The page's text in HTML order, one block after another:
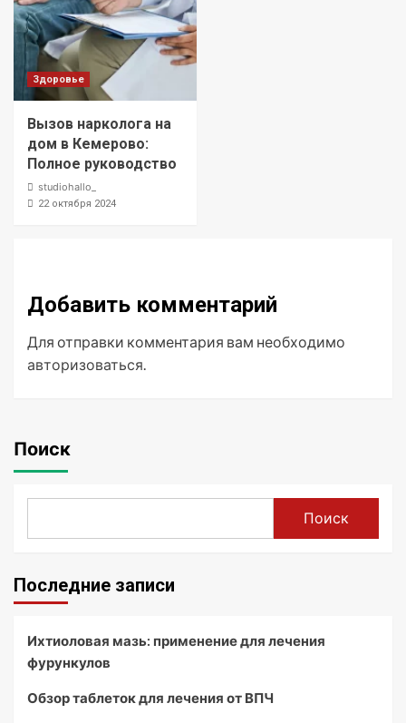
Здоровье
Вызов нарколога на
дом в Кемерово:
Полное руководство
studiohallo_
22 октября 2024
Добавить комментарий
Для отправки комментария вам необходимо
авторизоваться
Поиск
Поиск
Последние записи
Ихтиоловая мазь: применение для лечения
фурункулов
Обзор таблеток для лечения от ВПЧ